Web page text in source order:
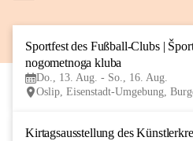
Sportfest des Fußball-Clubs |
nogometnoga kluba
Do., 13. Aug. - So., 16. Aug.
Oslip, Eisenstadt-Umgebung,
Kirtagsausstellung des